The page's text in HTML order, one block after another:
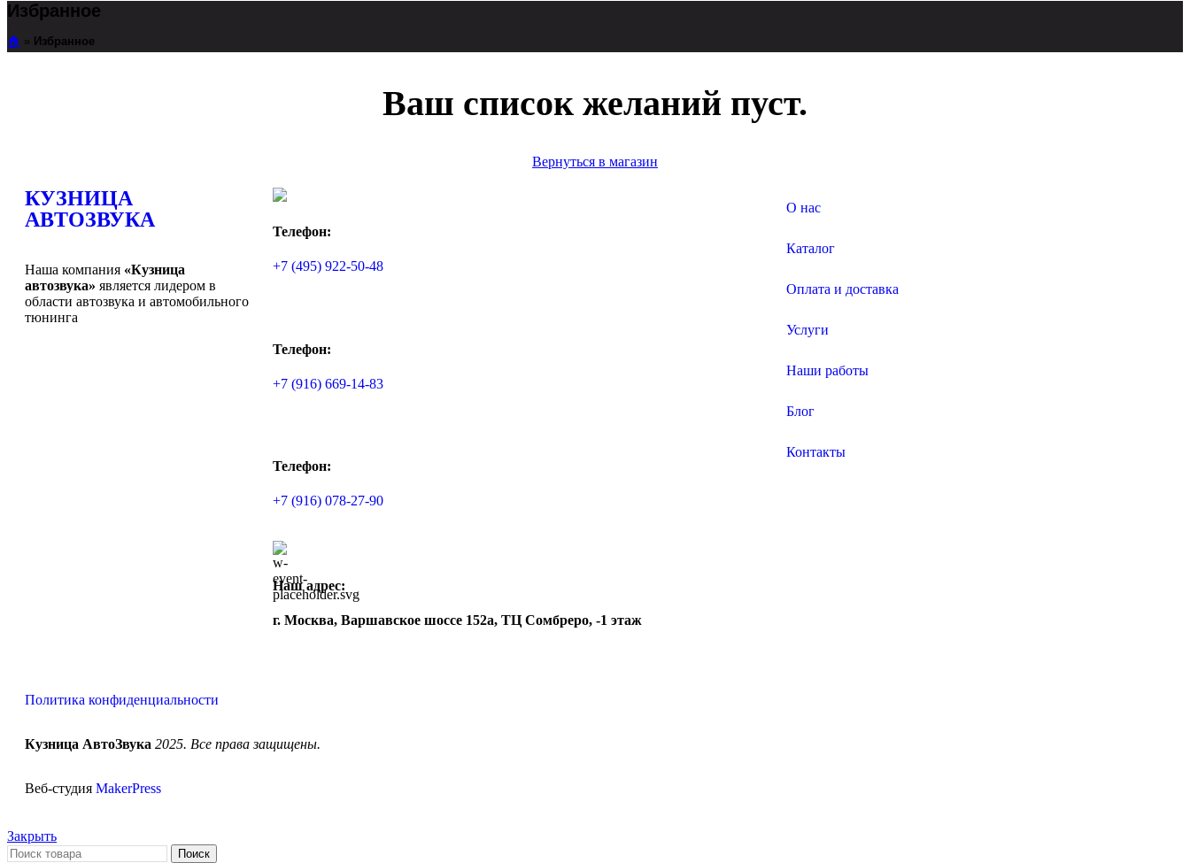
Избранное
🏠︎ » Избранное
Ваш список желаний пуст.
Вернуться в магазин
КУЗНИЦА
АВТОЗВУКА
Наша компания «Кузница
автозвука» является лидером в
области автозвука и автомобильного
тюнинга
Телефон:
+7 (495) 922-50-48
Телефон:
+7 (916) 669-14-83
Телефон:
+7 (916) 078-27-90
Наш адрес:
г. Москва, Варшавское шоссе 152а, ТЦ Сомбреро, -1 этаж
О нас
Каталог
Оплата и доставка
Услуги
Наши работы
Блог
Контакты
Политика конфиденциальности
Кузница АвтоЗвука 2025. Все права защищены.
Веб-студия MakerPress
Закрыть
Поиск